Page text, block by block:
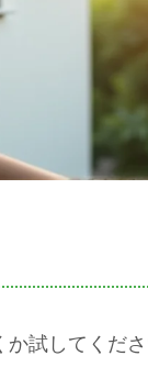
試してくだ